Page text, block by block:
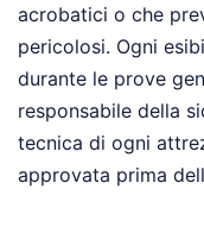
acrobatici o che
pericolosi. Ogni
durante le prove
responsabile della
tecnica di ogni
approvata prima